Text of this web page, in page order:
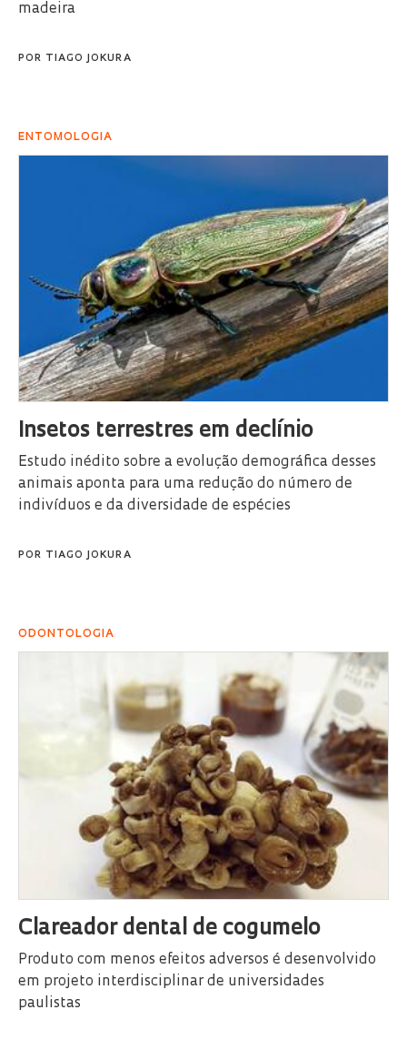
madeira
POR TIAGO JOKURA
ENTOMOLOGIA
Insetos terrestres em declínio
Estudo inédito sobre a evolução demográfica desses
animais aponta para uma redução do número de
indivíduos e da diversidade de espécies
POR TIAGO JOKURA
ODONTOLOGIA
Clareador dental de cogumelo
Produto com menos efeitos adversos é desenvolvido
em projeto interdisciplinar de universidades
paulistas